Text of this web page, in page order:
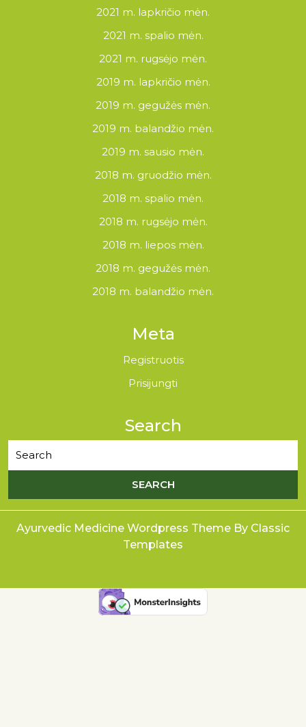
2021 m. lapkričio mėn.
2021 m. spalio mėn.
2021 m. rugsėjo mėn.
2019 m. lapkričio mėn.
2019 m. gegužės mėn.
2019 m. balandžio mėn.
2019 m. sausio mėn.
2018 m. gruodžio mėn.
2018 m. spalio mėn.
2018 m. rugsėjo mėn.
2018 m. liepos mėn.
2018 m. gegužės mėn.
2018 m. balandžio mėn.
Meta
Registruotis
Prisijungti
Search
Ayurvedic Medicine Wordpress Theme By Classic
Templates